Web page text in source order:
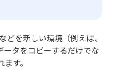
を新しい環境（例えば、
タをコピーするだけでな
す。